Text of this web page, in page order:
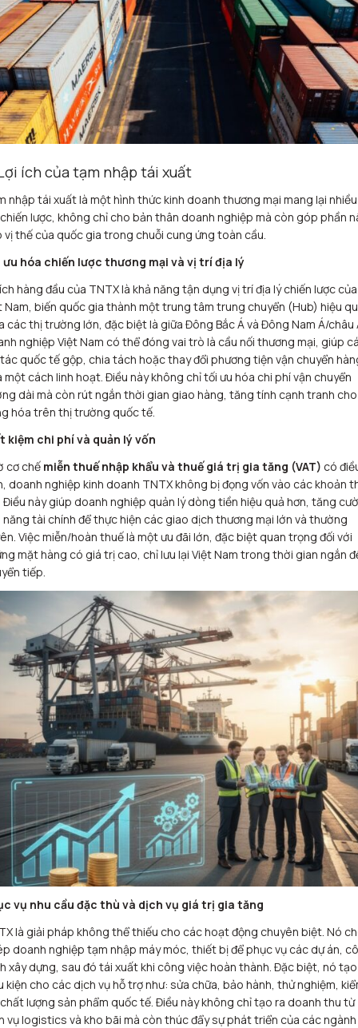
ích của tạm nhập tái xuất
nhập tái xuất là một hình thức kinh doanh thương mại mang lại
lược, không chỉ cho bản thân doanh nghiệp mà còn góp phần
vị thế của quốc gia trong chuỗi cung ứng toàn cầu.
ưu hóa chiến lược thương mại và vị trí địa lý
hàng đầu của TNTX là khả năng tận dụng vị trí địa lý chiến lược của
Nam, biến quốc gia thành một trung tâm trung chuyển (Hub) hiệu
các thị trường lớn, đặc biệt là giữa Đông Bắc Á và Đông Nam Á/châu
nghiệp Việt Nam có thể đóng vai trò là cầu nối thương mại, giúp
quốc tế gộp, chia tách hoặc thay đổi phương tiện vận chuyển
một cách linh hoạt. Điều này không chỉ tối ưu hóa chi phí vận chuyển
dài mà còn rút ngắn thời gian giao hàng, tăng tính cạnh tranh cho
hóa trên thị trường quốc tế.
kiệm chi phí và quản lý vốn
cơ chế miễn thuế nhập khẩu và thuế giá trị gia tăng (VAT) có
doanh nghiệp kinh doanh TNTX không bị đọng vốn vào các khoản
Điều này giúp doanh nghiệp quản lý dòng tiền hiệu quả hơn, tăng
năng tài chính để thực hiện các giao dịch thương mại lớn và thường
Việc miễn/hoàn thuế là một ưu đãi lớn, đặc biệt quan trọng đối với
mặt hàng có giá trị cao, chỉ lưu lại Việt Nam trong thời gian ngắn
tiếp.
vụ nhu cầu đặc thù và dịch vụ giá trị gia tăng
là giải pháp không thể thiếu cho các hoạt động chuyên biệt. Nó
doanh nghiệp tạm nhập máy móc, thiết bị để phục vụ các dự án,
xây dựng, sau đó tái xuất khi công việc hoàn thành. Đặc biệt, nó tạo
kiện cho các dịch vụ hỗ trợ như: sửa chữa, bảo hành, thử nghiệm,
lượng sản phẩm quốc tế. Điều này không chỉ tạo ra doanh thu từ
vụ logistics và kho bãi mà còn thúc đẩy sự phát triển của các ngành